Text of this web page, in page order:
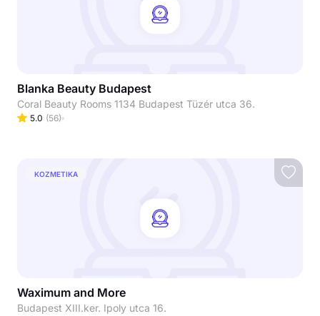
Blanka Beauty Budapest
Coral Beauty Rooms 1134 Budapest Tüzér utca 36.
5.0 (56)
KOZMETIKA
Waximum and More
Budapest XIII.ker. Ipoly utca 16.